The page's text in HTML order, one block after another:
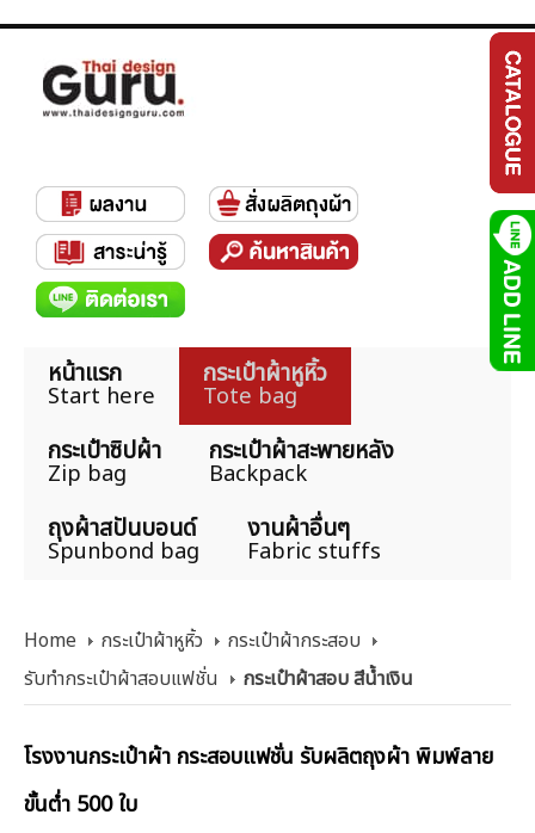
หน้าแรก
Start here
กระเป๋าผ้าหูหิ้ว
Tote bag
กระเป๋าซิปผ้า
Zip bag
กระเป๋าผ้าสะพายหลัง
Backpack
ถุงผ้าสปันบอนด์
Spunbond bag
งานผ้าอื่นๆ
Fabric stuffs
Home กระเป๋าผ้าหูหิ้ว
กระเป๋าผ้ากระสอบ
รับทำกระเป๋าผ้าสอบแฟชั่น
กระเป๋าผ้าสอบ สีน้ำเงิน
โรงงานกระเป๋าผ้า กระสอบแฟชั่น รับผลิตถุงผ้า พิมพ์ลาย
ขั้นต่ำ 500 ใบ